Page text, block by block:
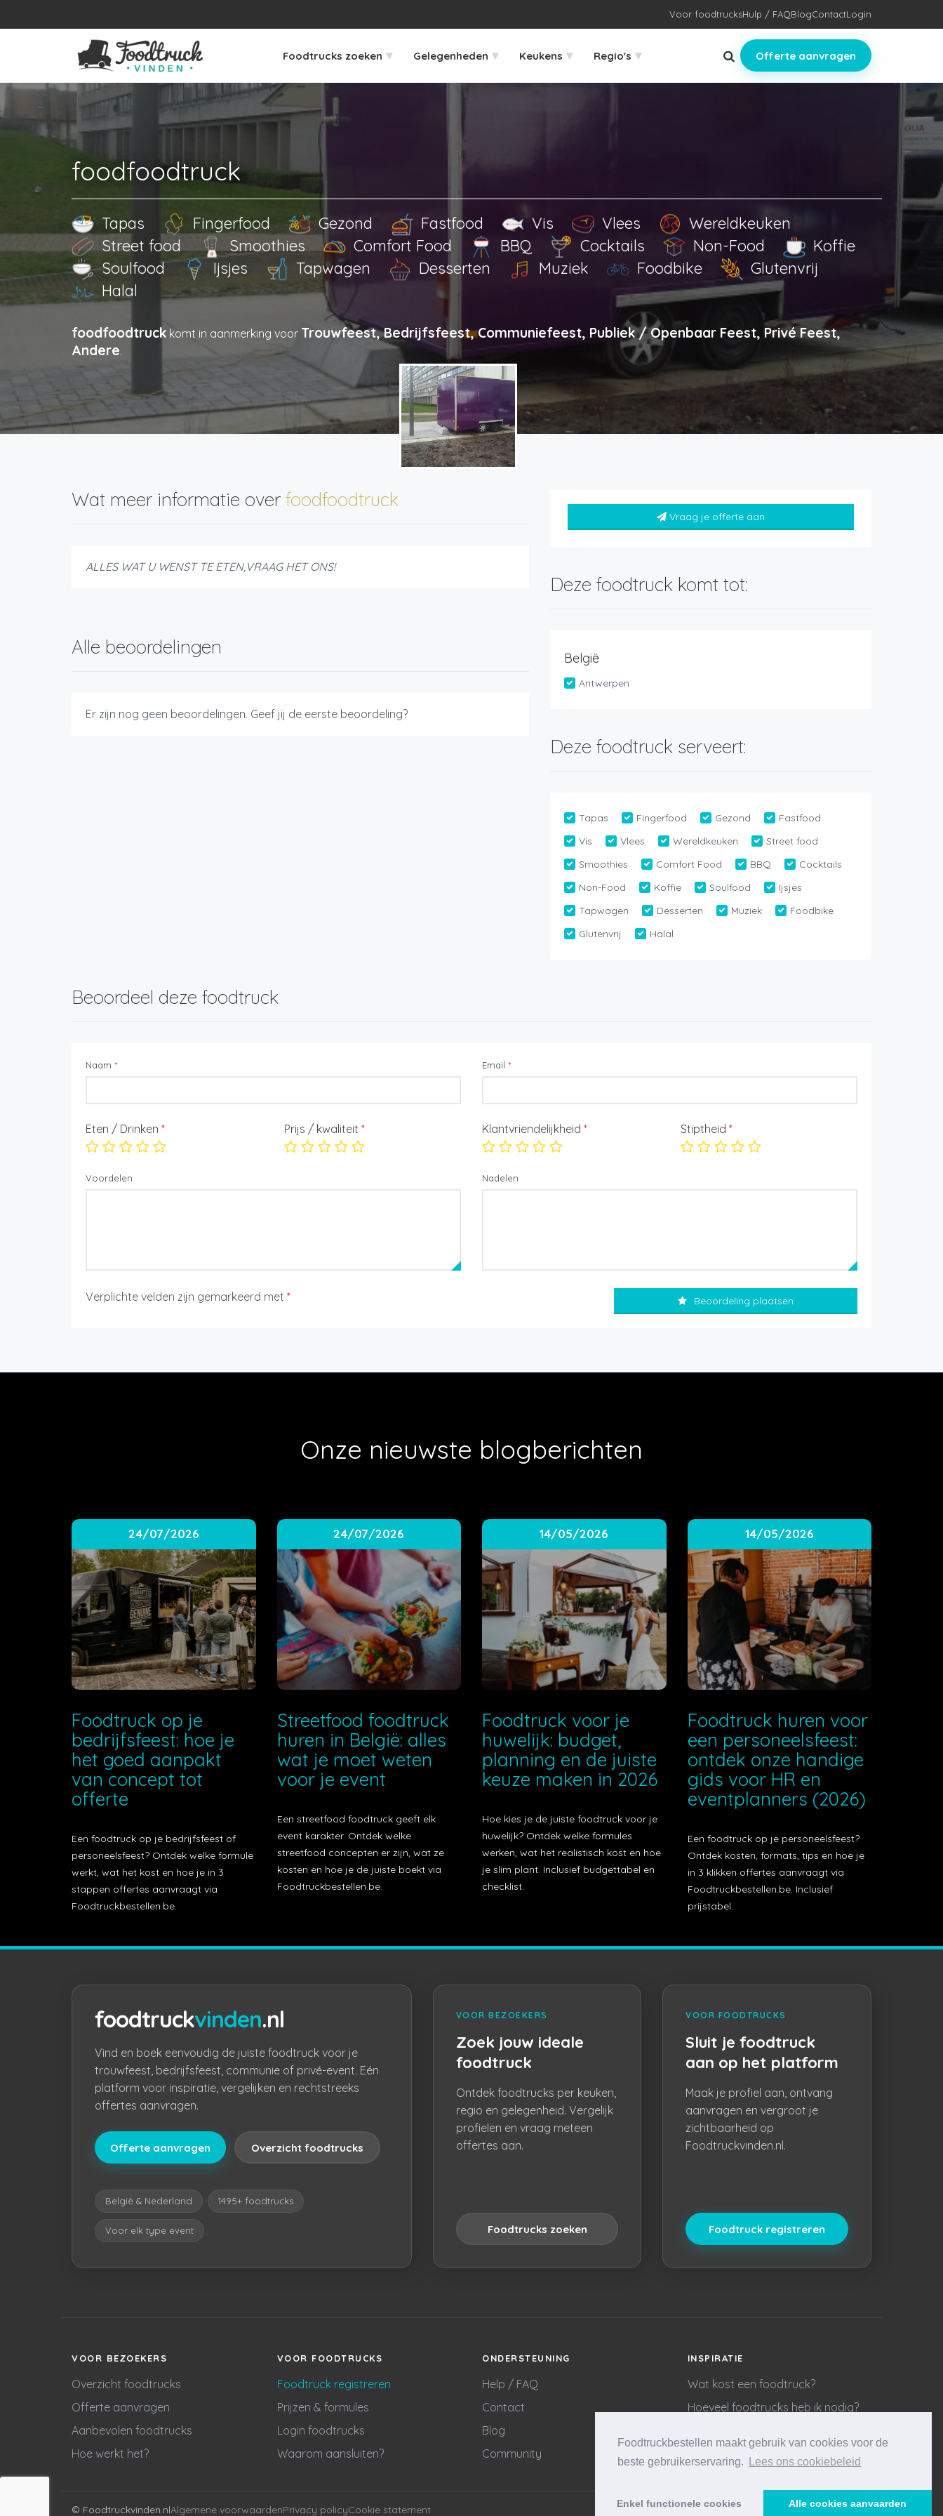
Foodtruckbestellen maakt gebruik van cookies voor de
beste gebruikerservaring.
Lees ons cookiebeleid
Enkel functionele cookies Alle cookies aanvaarden
Voor foodtrucksHulp / FAQBlogContactLogin
Foodtrucks zoeken ▾ Gelegenheden ▾ Keukens ▾ Regio's ▾ Offerte aanvragen
foodfoodtruck
Tapas Fingerfood Gezond Fastfood Vis Vlees
Wereldkeuken
Street food
Smoothies Comfort Food BBQ Cocktails Non-Food
Koffie
Soulfood
Ijsjes Tapwagen Desserten Muziek Foodbike
Glutenvrij
Halal
foodfoodtruck komt in aanmerking voor Trouwfeest, Bedrijfsfeest, Communiefeest, Publiek / Openbaar Feest, Privé Feest,
Andere.
Wat meer informatie over foodfoodtruck
ALLES WAT U WENST TE ETEN,VRAAG HET ONS!
Alle beoordelingen
Er zijn nog geen beoordelingen. Geef jij de eerste beoordeling?
Vraag je offerte aan
Deze foodtruck komt tot:
België
Antwerpen
Deze foodtruck serveert:
Tapas Fingerfood Gezond
Fastfood
Vis
Vlees Wereldkeuken
Street food
Smoothies
Comfort Food BBQ
Cocktails
Non-Food
Koffie Soulfood
Ijsjes
Tapwagen
Desserten Muziek
Foodbike
Glutenvrij
Halal
Beoordeel deze foodtruck
Naam * Email *
Eten / Drinken * Prijs / kwaliteit * Klantvriendelijkheid * Stiptheid *
Voordelen Nadelen
Verplichte velden zijn gemarkeerd met * Beoordeling plaatsen
Onze nieuwste blogberichten
24/07/2026
Foodtruck op je
bedrijfsfeest: hoe je
het goed aanpakt
van concept tot
offerte
Een foodtruck op je bedrijfsfeest of
personeelsfeest? Ontdek welke formule
werkt, wat het kost en hoe je in 3
stappen offertes aanvraagt via
Foodtruckbestellen.be.
24/07/2026
Streetfood foodtruck
huren in België: alles
wat je moet weten
voor je event
Een streetfood foodtruck geeft elk
event karakter. Ontdek welke
streetfood concepten er zijn, wat ze
kosten en hoe je de juiste boekt via
Foodtruckbestellen.be.
14/05/2026
Foodtruck voor je
huwelijk: budget,
planning en de juiste
keuze maken in 2026
Hoe kies je de juiste foodtruck voor je
huwelijk? Ontdek welke formules
werken, wat het realistisch kost en hoe
je slim plant. Inclusief budgettabel en
checklist.
14/05/2026
Foodtruck huren voor
een personeelsfeest:
ontdek onze handige
gids voor HR en
eventplanners (2026)
Een foodtruck op je personeelsfeest?
Ontdek kosten, formats, tips en hoe je
in 3 klikken offertes aanvraagt via
Foodtruckbestellen.be. Inclusief
prijstabel.
foodtruckvinden.nl
Vind en boek eenvoudig de juiste foodtruck voor je
trouwfeest, bedrijfsfeest, communie of privé-event. Eén
platform voor inspiratie, vergelijken en rechtstreeks
offertes aanvragen.
Offerte aanvragen Overzicht foodtrucks
België & Nederland 1495+ foodtrucks
Voor elk type event
VOOR BEZOEKERS
Zoek jouw ideale
foodtruck
Ontdek foodtrucks per keuken,
regio en gelegenheid. Vergelijk
profielen en vraag meteen
offertes aan.
Foodtrucks zoeken
VOOR FOODTRUCKS
Sluit je foodtruck
aan op het platform
Maak je profiel aan, ontvang
aanvragen en vergroot je
zichtbaarheid op
Foodtruckvinden.nl.
Foodtruck registreren
VOOR BEZOEKERS
Overzicht foodtrucks
Offerte aanvragen
Aanbevolen foodtrucks
Hoe werkt het?
VOOR FOODTRUCKS
Foodtruck registreren
Prijzen & formules
Login foodtrucks
Waarom aansluiten?
ONDERSTEUNING
Help / FAQ
Contact
Blog
Community
INSPIRATIE
Wat kost een foodtruck?
Hoeveel foodtrucks heb ik nodig?
© Foodtruckvinden.nlAlgemene voorwaardenPrivacy policyCookie statement Website & marketing doorWycked Media